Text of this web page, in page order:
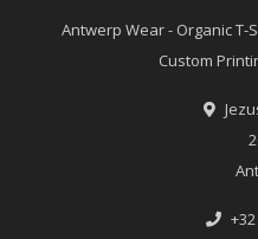
Antwerp Wear - Organic T-
Custom